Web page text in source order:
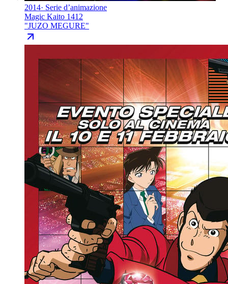
2014· Serie d’animazione
Magic Kaito 1412
"JUZO MEGURE"